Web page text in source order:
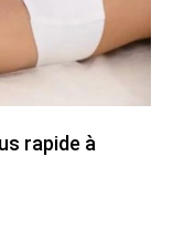
rapide à